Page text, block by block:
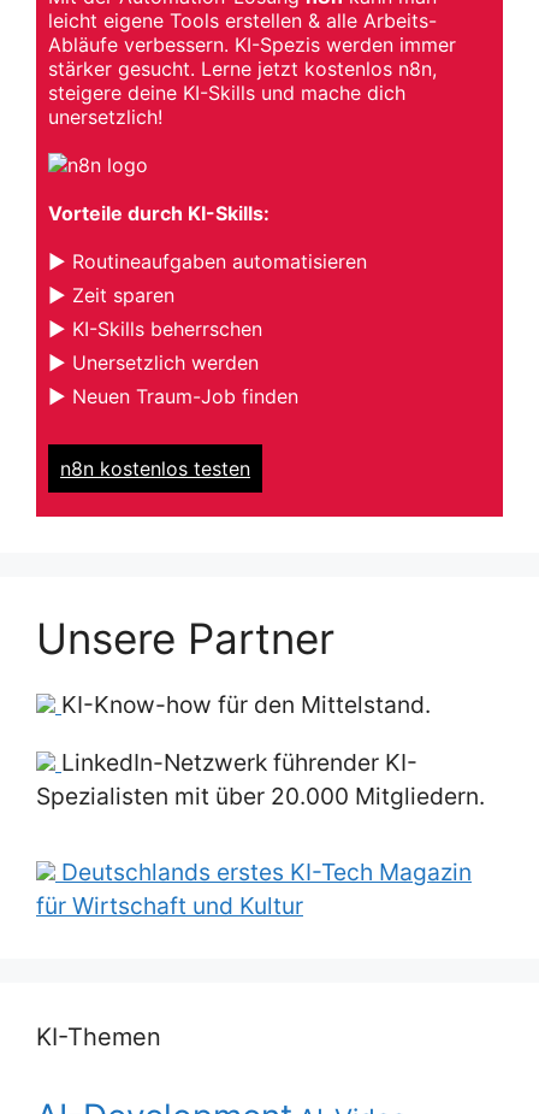
leicht eigene Tools erstellen & alle Arbeits-
Abläufe verbessern. KI-Spezis werden immer
stärker gesucht. Lerne jetzt kostenlos n8n,
steigere deine KI-Skills und mache dich
unersetzlich!
Vorteile durch KI-Skills:
▶ Routineaufgaben automatisieren
▶ Zeit sparen
▶ KI-Skills beherrschen
▶ Unersetzlich werden
▶ Neuen Traum-Job finden
n8n kostenlos testen
Unsere Partner
KI-Know-how für den Mittelstand.
LinkedIn-Netzwerk führender KI-
Spezialisten mit über 20.000 Mitgliedern.
Deutschlands erstes KI-Tech Magazin
für Wirtschaft und Kultur
KI-Themen